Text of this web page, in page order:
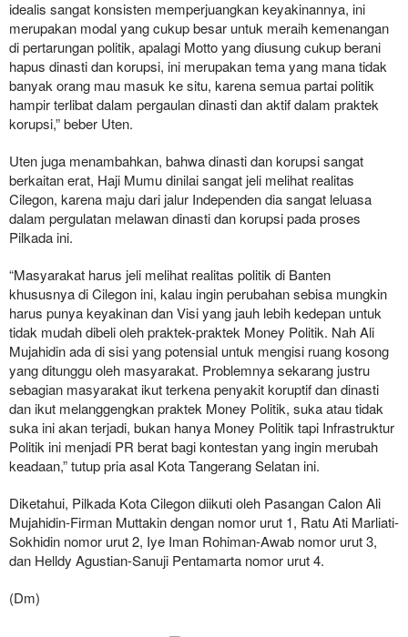
idealis sangat konsisten memperjuangkan keyakinannya, ini
merupakan modal yang cukup besar untuk meraih kemenangan
di pertarungan politik, apalagi Motto yang diusung cukup berani
hapus dinasti dan korupsi, ini merupakan tema yang mana tidak
banyak orang mau masuk ke situ, karena semua partai politik
hampir terlibat dalam pergaulan dinasti dan aktif dalam praktek
korupsi,” beber Uten.
Uten juga menambahkan, bahwa dinasti dan korupsi sangat
berkaitan erat, Haji Mumu dinilai sangat jeli melihat realitas
Cilegon, karena maju dari jalur Independen dia sangat leluasa
dalam pergulatan melawan dinasti dan korupsi pada proses
Pilkada ini.
“Masyarakat harus jeli melihat realitas politik di Banten
khususnya di Cilegon ini, kalau ingin perubahan sebisa mungkin
harus punya keyakinan dan Visi yang jauh lebih kedepan untuk
tidak mudah dibeli oleh praktek-praktek Money Politik. Nah Ali
Mujahidin ada di sisi yang potensial untuk mengisi ruang kosong
yang ditunggu oleh masyarakat. Problemnya sekarang justru
sebagian masyarakat ikut terkena penyakit koruptif dan dinasti
dan ikut melanggengkan praktek Money Politik, suka atau tidak
suka ini akan terjadi, bukan hanya Money Politik tapi Infrastruktur
Politik ini menjadi PR berat bagi kontestan yang ingin merubah
keadaan,” tutup pria asal Kota Tangerang Selatan ini.
Diketahui, Pilkada Kota Cilegon diikuti oleh Pasangan Calon Ali
Mujahidin-Firman Muttakin dengan nomor urut 1, Ratu Ati Marliati-
Sokhidin nomor urut 2, Iye Iman Rohiman-Awab nomor urut 3,
dan Helldy Agustian-Sanuji Pentamarta nomor urut 4.
(Dm)